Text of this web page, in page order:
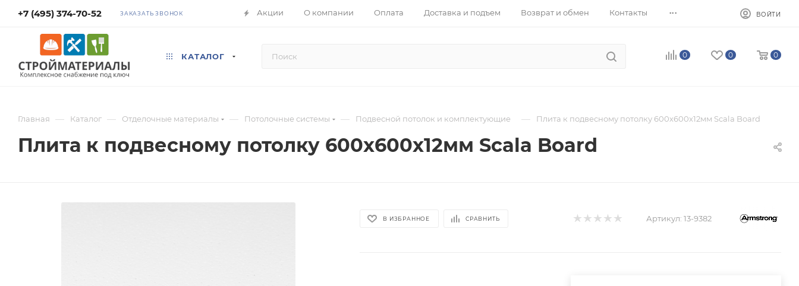
+7 (495) 374-70-52 ЗАКАЗАТЬ ЗВОНОК Акции О компании Оплата Доставка и подъем Возврат и обмен Контакты ... ВОЙТИ
КАТАЛОГ 0 0 0
Главная — Каталог — Отделочные материалы — Потолочные системы — Подвесной потолок и комплектующие — Плита к подвесному потолку 600х600х12мм Scala Board
Плита к подвесному потолку 600х600х12мм Scala Board
В ИЗБРАННОЕ СРАВНИТЬ Артикул: 13-9382